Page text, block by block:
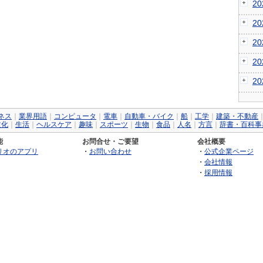
ス 業界用語 コンピュータ 電車 自動車・バイク 船 工学 建築・不動産
化
生活 ヘルスケア 趣味 スポーツ 生物 食品 人名 方言 辞書・百科事
オのアプリ
お問合せ・ご要望
・ お問い合わせ
会社概要
・ 公式企業ページ
・ 会社情報
・ 採用情報